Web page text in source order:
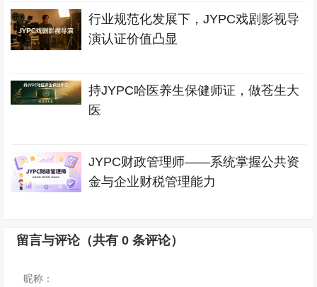
行业规范化发展下，JYPC戏剧影视导
演认证价值凸显
持JYPC哈医养生保健师证，做苍生大
医
JYPC财政管理师——系统掌握公共资
金与企业财税管理能力
留言与评论（共有0 条评论）
昵称：